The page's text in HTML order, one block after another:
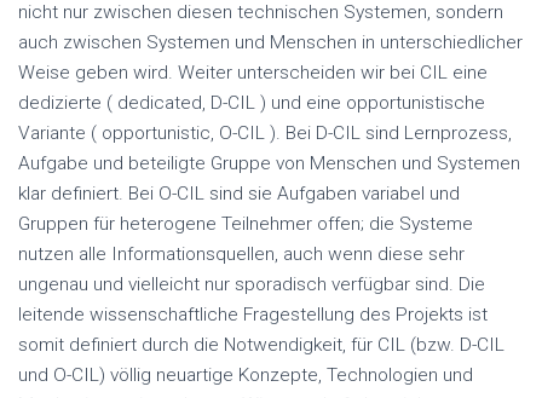
nicht nur zwischen diesen technischen Systemen, sondern
auch zwischen Systemen und Menschen in unterschiedlicher
Weise geben wird. Weiter unterscheiden wir bei CIL eine
dedizierte ( dedicated, D-CIL ) und eine opportunistische
Variante ( opportunistic, O-CIL ). Bei D-CIL sind Lernprozess,
Aufgabe und beteiligte Gruppe von Menschen und Systemen
klar definiert. Bei O-CIL sind sie Aufgaben variabel und
Gruppen für heterogene Teilnehmer offen; die Systeme
nutzen alle Informationsquellen, auch wenn diese sehr
ungenau und vielleicht nur sporadisch verfügbar sind. Die
leitende wissenschaftliche Fragestellung des Projekts ist
somit definiert durch die Notwendigkeit, für CIL (bzw. D-CIL
und O-CIL) völlig neuartige Konzepte, Technologien und